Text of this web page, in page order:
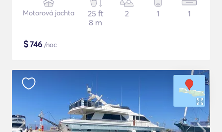
Motorová jachta
25 ft
8 m
2 1 1
$746 /noc